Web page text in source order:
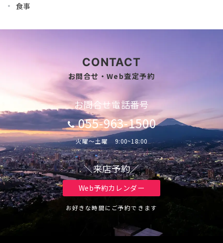
食事
CONTACT
お問合せ・Web査定予約
お問合せ電話番号
055-963-1500
火曜～土曜 9:00~18:00
＼来店予約／
Web予約カレンダー
お好きな時間にご予約できます